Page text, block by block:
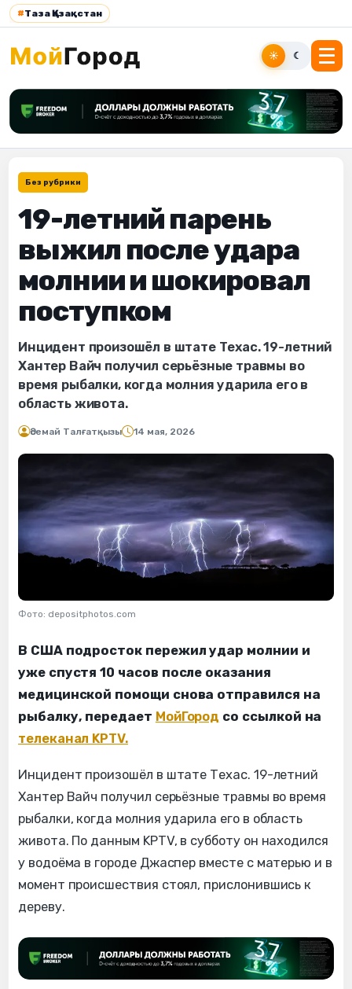
#Таза Қазақстан
☀ ☾
Без рубрики
19-летний парень
выжил после удара
молнии и шокировал
поступком
Инцидент произошёл в штате Техас. 19-летний
Хантер Вайч получил серьёзные травмы во
время рыбалки, когда молния ударила его в
область живота.
Әсемай Талғатқызы 14 мая, 2026
Фото: depositphotos.com
В США подросток пережил удар молнии и
уже спустя 10 часов после оказания
медицинской помощи снова отправился на
рыбалку, передает МойГород со ссылкой на
телеканал KPTV.
Инцидент произошёл в штате Техас. 19-летний
Хантер Вайч получил серьёзные травмы во время
рыбалки, когда молния ударила его в область
живота. По данным KPTV, в субботу он находился
у водоёма в городе Джаспер вместе с матерью и в
момент происшествия стоял, прислонившись к
дереву.